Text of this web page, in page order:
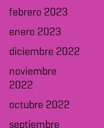
febrero 2023
enero 2023
diciembre 2022
noviembre
2022
octubre 2022
septiembre